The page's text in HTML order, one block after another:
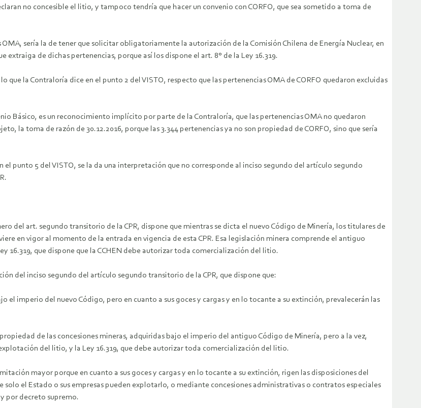
no concesible el litio, y tampoco tendría que hacer un convenio con CORFO, que sea sometido a toma de
sería la de tener que solicitar obligatoriamente la autorización de la Comisión Chilena de Energía Nuclear, en
de dichas pertenencias, porque así los dispone el art. 8° de la Ley 16.319.
la Contraloría dice en el punto 2 del VISTO, respecto que las pertenencias OMA de CORFO quedaron excluidas
Básico, es un reconocimiento implícito por parte de la Contraloría, que las pertenencias OMA no quedaron
la toma de razón de 30.12.2016, porque las 3.344 pertenencias ya no son propiedad de CORFO, sino que sería
punto 5 del VISTO, se la da una interpretación que no corresponde al inciso segundo del artículo segundo
del art. segundo transitorio de la CPR, dispone que mientras se dicta el nuevo Código de Minería, los titulares de
en vigor al momento de la entrada en vigencia de esta CPR. Esa legislación minera comprende el antiguo
16.319, que dispone que la CCHEN debe autorizar toda comercialización del litio.
del inciso segundo del artículo segundo transitorio de la CPR, que dispone que:
el imperio del nuevo Código, pero en cuanto a sus goces y cargas y en lo tocante a su extinción, prevalecerán las
de las concesiones mineras, adquiridas bajo el imperio del antiguo Código de Minería, pero a la vez,
del litio, y la Ley 16.319, que debe autorizar toda comercialización del litio.
mayor porque en cuanto a sus goces y cargas y en lo tocante a su extinción, rigen las disposiciones del
solo el Estado o sus empresas pueden explotarlo, o mediante concesiones administrativas o contratos especiales
por decreto supremo.